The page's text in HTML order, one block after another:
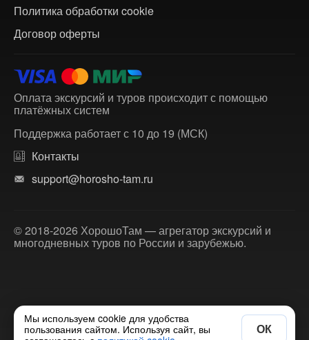
Политика обработки cookie
Договор оферты
Оплата экскурсий и туров происходит с помощью
платёжных систем
Поддержка работает с 10 до 19 (МСК)
Контакты
support@horosho-tam.ru
© 2018-2026 ХорошоТам — агрегатор экскурсий и
многодневных туров по России и зарубежью.
Мы используем cookie для удобства
пользования сайтом. Используя сайт, вы
ОК